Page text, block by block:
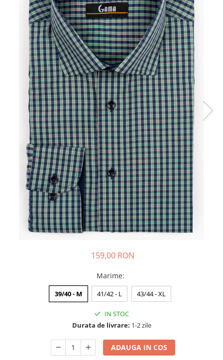
159,00 RON
Marime:
39/40 - M 41/42 - L 43/44 - XL
IN STOC
Durata de livrare: 1-2 zile
ADAUGA IN COS